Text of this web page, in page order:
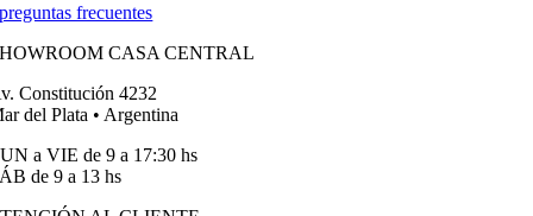
preguntas frecuentes
CASA CENTRAL
Constitución 4232
del Plata • Argentina
a VIE de 9 a 17:30 hs
de 9 a 13 hs